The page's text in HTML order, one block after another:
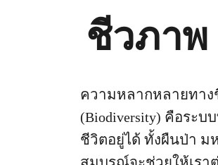
ชีวภาพ
ความหลากหลายทาง
(Biodiversity) คือระ
ชีวิตอยู่ได้ ทั้งผืนป่า ม